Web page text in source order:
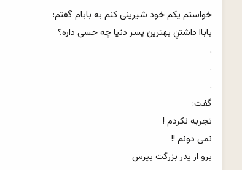
برو از پدر بزرگت بپرس